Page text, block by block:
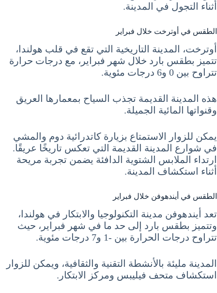
أثناء التجول في المدينة.
الطقس في أوترخت خلال فبراير
أوترخت، المدينة التاريخية التي تقع في قلب هولندا،
تتميز بطقس بارد خلال شهر فبراير، مع درجات حرارة
تتراوح بين 0 و6 درجات مئوية.
هذه المدينة القديمة تجذب السياح بمعمارها العريق
وقنواتها المائية الجميلة.
يمكن للزوار الاستمتاع بزيارة كاتدرائية دوم والمشي
في شوارع المدينة القديمة التي تعكس تاريخًا عريقًا.
ارتداء الملابس الشتوية الدافئة يضمن تجربة مريحة
أثناء استكشاف المدينة.
الطقس في أيندهوفن خلال فبراير
تعد أيندهوفن مدينة التكنولوجيا والابتكار في هولندا،
وتتميز بطقس بارد إلى حد ما في شهر فبراير، حيث
تتراوح درجات الحرارة بين -1 و7 درجات مئوية.
المدينة مليئة بالأنشطة التقنية والثقافية، ويمكن للزوار
استكشاف متحف فيليبس ومركز الابتكار.